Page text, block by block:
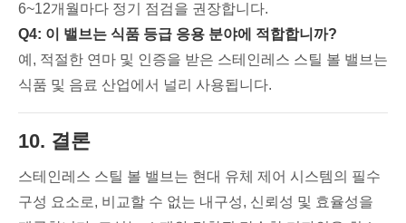
6~12개월마다 정기 점검을 권장합니다.
Q4: 이 밸브는 식품 등급 응용 분야에 적합합니까?
예, 적절한 연마 및 인증을 받은 스테인레스 스틸 볼 밸브는
식품 및 음료 산업에서 널리 사용됩니다.
10. 결론
스테인레스 스틸 볼 밸브는 현대 유체 제어 시스템의 필수
구성 요소로, 비교할 수 없는 내구성, 신뢰성 및 효율성을